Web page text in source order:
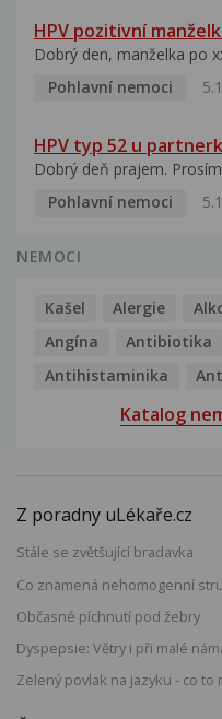
HPV pozitivní
Dobrý den, manželka po
Pohlavní nemoci
HPV typ 52 u
Dobrý deň prajem.
Pohlavní nemoci
NEMOCI
Kašel Alergie
Angína
Antibiotika
Antihistaminika
Katalog
Z poradny uLékaře.cz
Stále se zvětšující bradavka
Co znamená nehomogenní
Občasné píchnutí pod žebry
Dyspepsie: Větry i při malé
Zelený povlak na jazyku - co to